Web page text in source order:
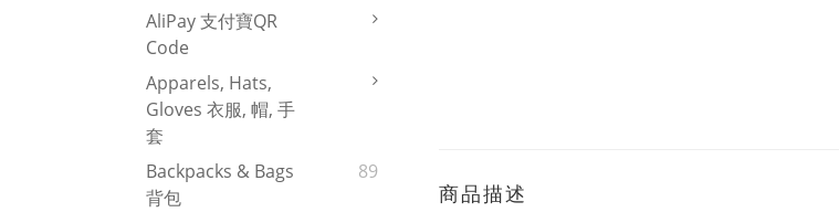
AliPay 支付寶QR
Code
Apparels, Hats,
Gloves 衣服, 帽, 手
套
Backpacks & Bags
背包
89
商品描述